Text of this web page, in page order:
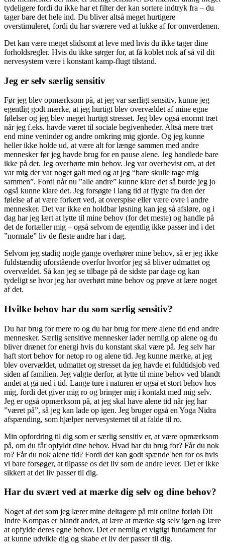
tydeligere fordi du ikke har et filter der kan sortere indtryk fra – du
tager bare det hele ind. Du bliver altså meget hurtigere
overstimuleret, fordi du har sværere ved at lukke af for omverdenen.
Det kan være meget slidsomt at leve med hvis du ikke tager dine
forholdsregler. Hvis du ikke sørger for, at få koblet nok af så vil dit
nervesystem være i konstant kamp-flugt tilstand.
Jeg er selv særlig sensitiv
Før jeg blev opmærksom på, at jeg var særligt sensitiv, kunne jeg
egentlig godt mærke, at jeg hurtigt blev overvældet af mine egne
følelser og jeg blev meget hurtigt stresset. Jeg blev også enormt træt
når jeg f.eks. havde været til sociale begivenheder. Altså mere træt
end mine veninder og andre omkring mig gjorde. Og jeg kunne
heller ikke holde ud, at være alt for længe sammen med andre
mennesker før jeg havde brug for en pause alene. Jeg handlede bare
ikke på det. Jeg overhørte min behov. Jeg var overbevist om, at det
var mig der var noget galt med og at jeg “bare skulle tage mig
sammen”. Fordi når nu ”alle andre” kunne klare det så burde jeg jo
også kunne klare det. Jeg forsøgte i lang tid at flygte fra den der
følelse af at være forkert ved, at overspise eller være ovre i andre
mennesker. Det var ikke en holdbar løsning kan jeg så afsløre, og i
dag har jeg lært at lytte til mine behov (for det meste) og handle på
det de fortæller mig – også selvom de egentlig ikke passer ind i det
”normale” liv de fleste andre har i dag.
Selvom jeg stadig nogle gange overhører mine behov, så er jeg ikke
fuldstændig uforstående overfor hvorfor jeg så bliver udmattet og
overvældet. Så kan jeg se tilbage på de sidste par dage og kan
tydeligt se hvor jeg har overhørt mine behov og prøve at lære noget
af det.
Hvilke behov har du som særlig sensitiv?
Du har brug for mere ro og du har brug for mere alene tid end andre
mennesker. Særlig sensitive mennesker lader nemlig op alene og du
bliver drænet for energi hvis du konstant skal være på. Jeg selv har
haft stort behov for netop ro og alene tid. Jeg kunne mærke, at jeg
blev overvældet, udmattet og stresset da jeg havde et fuldtidsjob ved
siden af familien. Jeg valgte derfor, at lytte til mine behov ved blandt
andet at gå ned i tid. Lange ture i naturen er også et stort behov hos
mig, fordi det giver mig ro og bringer mig i kontakt med mig selv.
Jeg er også opmærksom på, at jeg skal have alene tid når jeg har
”været på”, så jeg kan lade op igen. Jeg bruger også en Yoga Nidra
afspænding, som hjælper nervesystemet til at falde til ro.
Min opfordring til dig som er særlig sensitiv er, at være opmærksom
på, om du får opfyldt dine behov. Hvad har du brug for? Får du nok
ro? Får du nok alene tid? Fordi det kan godt spænde ben for os hvis
vi bare forsøger, at tilpasse os det liv som de andre lever. Det er ikke
sikkert at det liv passer til dig.
Har du svært ved at mærke dig selv og dine behov?
Noget af det som jeg lærer mine deltagere på mit online forløb Dit
Indre Kompas er blandt andet, at lære at mærke sig selv igen og lære
at opfylde deres egne behov. Det er nemlig et vigtigt fundament for
at kunne udvikle dig og skabe et liv der passer til dig.